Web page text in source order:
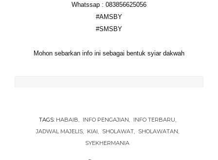
Whatssap : 083856625056
‪#‎AMSBY‬
‪#‎SMSBY‬
Mohon sebarkan info ini sebagai bentuk syiar dakwah
TAGS: HABAIB INFO PENGAJIAN
INFO TERBARU
JADWAL MAJELIS
KIAI SHOLAWAT
SHOLAWATAN
SYEKHERMANIA